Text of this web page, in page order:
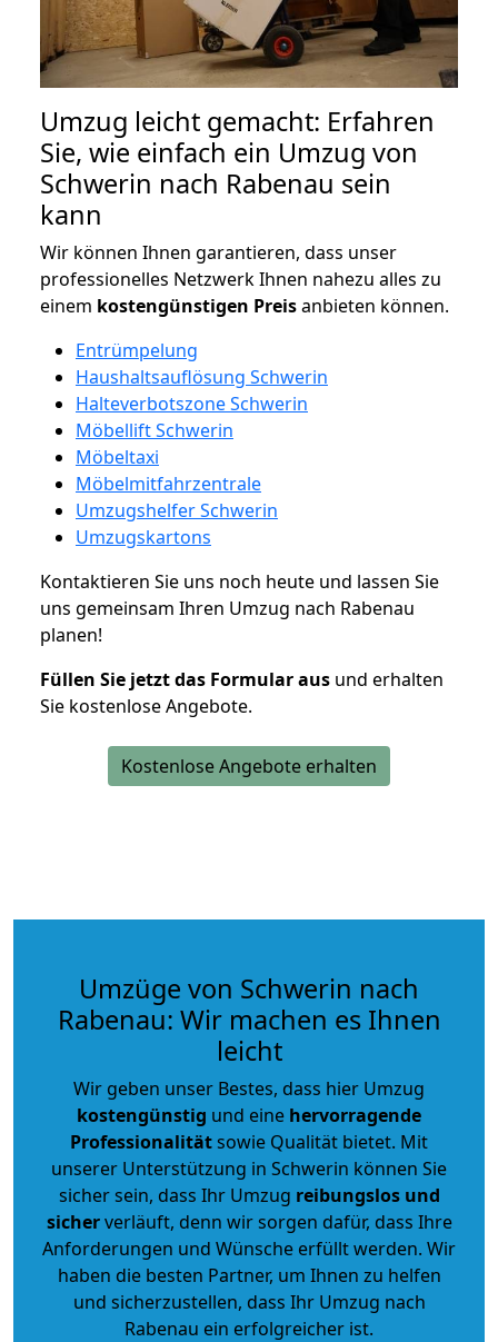
Umzug leicht gemacht: Erfahren
Sie, wie einfach ein Umzug von
Schwerin nach Rabenau sein
kann
Wir können Ihnen garantieren, dass unser
professionelles Netzwerk Ihnen nahezu alles zu
einem kostengünstigen Preisanbieten können.
Entrümpelung
Haushaltsauflösung Schwerin
Halteverbotszone Schwerin
Möbellift Schwerin
Möbeltaxi
Möbelmitfahrzentrale
Umzugshelfer Schwerin
Umzugskartons
Kontaktieren Sie uns noch heute und lassen Sie
uns gemeinsam Ihren Umzug nach Rabenau
planen!
Füllen Sie jetzt das Formular aus und erhalten
Sie kostenlose Angebote.
Kostenlose Angebote erhalten
Umzüge von Schwerin nach
Rabenau: Wir machen es Ihnen
leicht
Wir geben unser Bestes, dass hier Umzug
kostengünstig und eine hervorragende
Professionalitätsowie Qualität bietet. Mit
unserer Unterstützung in Schwerin können Sie
sicher sein, dass Ihr Umzug reibungslos und
sicherverläuft, denn wir sorgen dafür, dass Ihre
Anforderungen und Wünsche erfüllt werden. Wir
haben die besten Partner, um Ihnen zu helfen
und sicherzustellen, dass Ihr Umzug nach
Rabenau ein erfolgreicher ist.